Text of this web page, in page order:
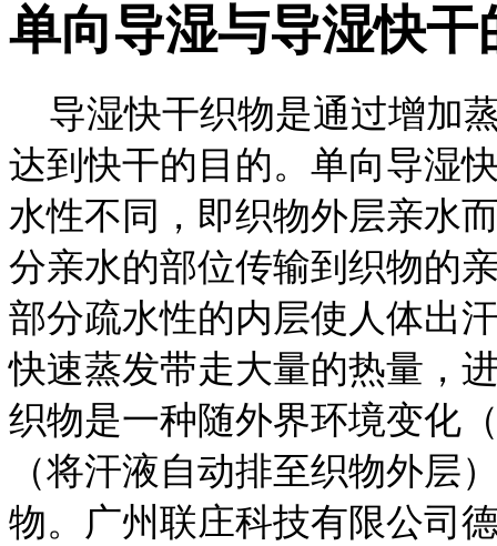
单向导湿与导湿快干
导湿快干织物是通过增加
达到快干的目的。单向导湿
水性不同，即织物外层亲水
分亲水的部位传输到织物的
部分疏水性的内层使人体出
快速蒸发带走大量的热量，
织物是一种随外界环境变化
（将汗液自动排至织物外层
物。广州联庄科技有限公司